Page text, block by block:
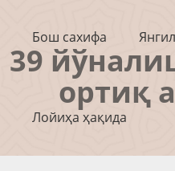
Бош сахифа
Лойиҳа ҳақида
39
ортиқ